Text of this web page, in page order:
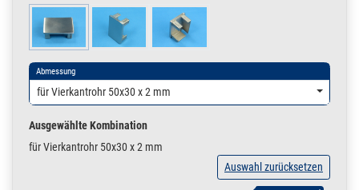
Abmessung
für Vierkantrohr 50x30 x 2 mm
Ausgewählte Kombination
für Vierkantrohr 50x30 x 2 mm
Auswahl zurücksetzen